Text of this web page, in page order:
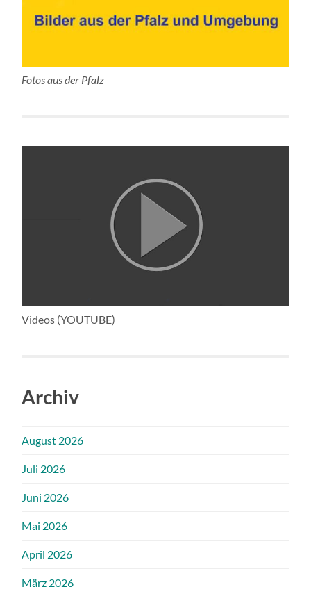
Fotos aus der Pfalz
Videos (YOUTUBE)
Archiv
August 2026
Juli 2026
Juni 2026
Mai 2026
April 2026
März 2026